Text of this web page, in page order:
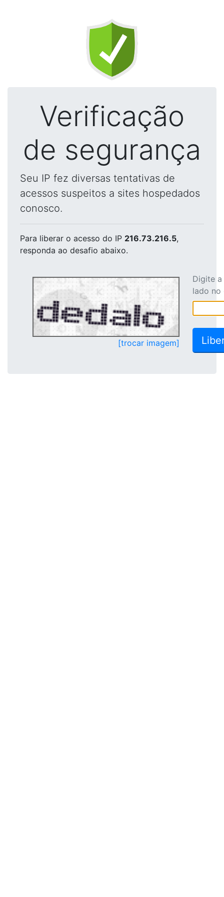
Verificação
de segurança
Seu IP fez diversas tentativas de
acessos suspeitos a sites hospedados
conosco.
Para liberar o acesso do IP 216.73.216.5,
responda ao desafio abaixo.
[trocar imagem]
Digite
lado no